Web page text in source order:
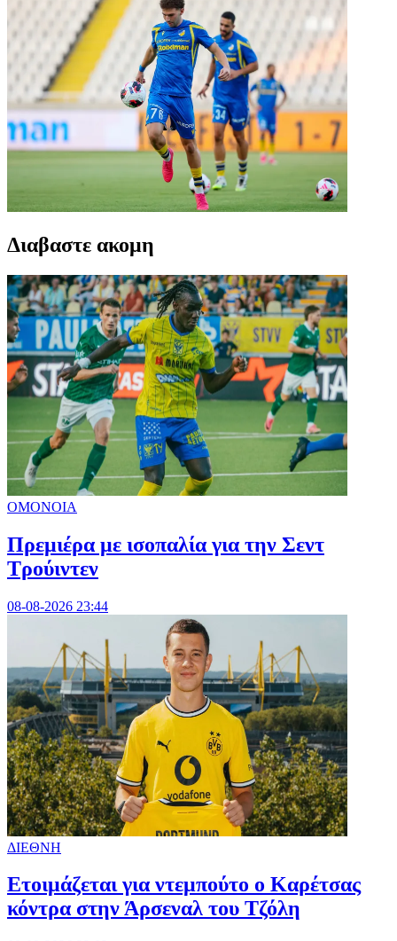
Διαβαστε ακομη
ΟΜΟΝΟΙΑ
Πρεμιέρα με ισοπαλία για την Σεντ
Τρούιντεν
08-08-2026 23:44
ΔΙΕΘΝΗ
Ετοιμάζεται για ντεμπούτο ο Καρέτσας
κόντρα στην Άρσεναλ του Τζόλη